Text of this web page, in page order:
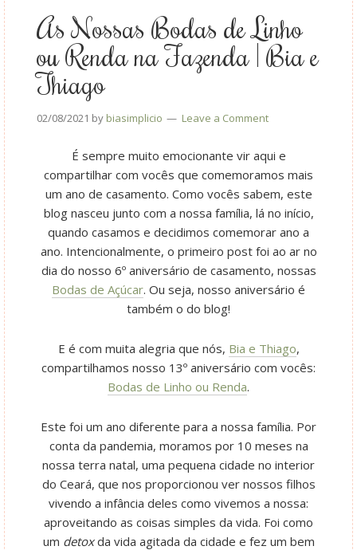
As Nossas Bodas de Linho
ou Renda na Fazenda | Bia e
Thiago
02/08/2021 by biasimplicio Leave a Comment
É sempre muito emocionante vir aqui e
compartilhar com vocês que comemoramos mais
um ano de casamento. Como vocês sabem, este
blog nasceu junto com a nossa família, lá no início,
quando casamos e decidimos comemorar ano a
ano. Intencionalmente, o primeiro post foi ao ar no
dia do nosso 6º aniversário de casamento, nossas
Bodas de Açúcar. Ou seja, nosso aniversário é
também o do blog!
E é com muita alegria que nós, Bia e Thiago,
compartilhamos nosso 13º aniversário com vocês:
Bodas de Linho ou Renda.
Este foi um ano diferente para a nossa família. Por
conta da pandemia, moramos por 10 meses na
nossa terra natal, uma pequena cidade no interior
do Ceará, que nos proporcionou ver nossos filhos
vivendo a infância deles como vivemos a nossa:
aproveitando as coisas simples da vida. Foi como
um detoxda vida agitada da cidade e fez um bem